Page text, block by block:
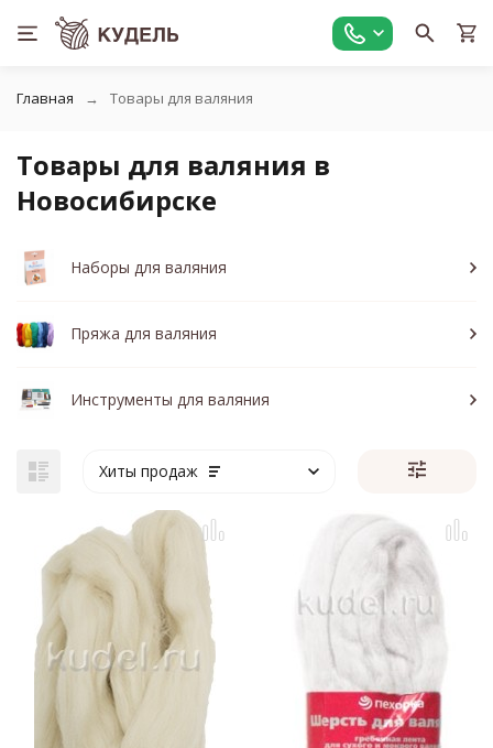
Главная Товары для валяния
Товары для валяния в
Новосибирске
Наборы для валяния
Пряжа для валяния
Инструменты для валяния
Хиты продаж